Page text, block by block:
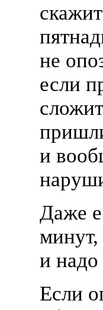
не
если
и
Даже
минут,
и
Если